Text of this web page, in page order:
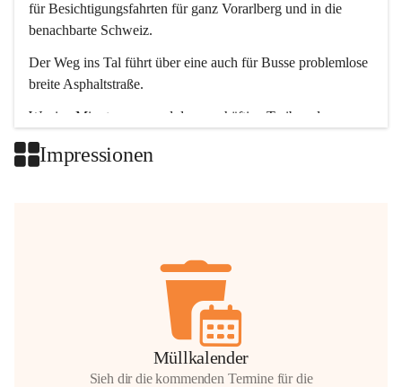
für Besichtigungsfahrten für ganz Vorarlberg und in die
benachbarte Schweiz.
Der Weg ins Tal führt über eine auch für Busse problemlose
breite Asphaltstraße.
Wenige Minuten nur, und das geschäftige Treiben der
Impressionen
Müllkalender
Sieh dir die kommenden Termine für die